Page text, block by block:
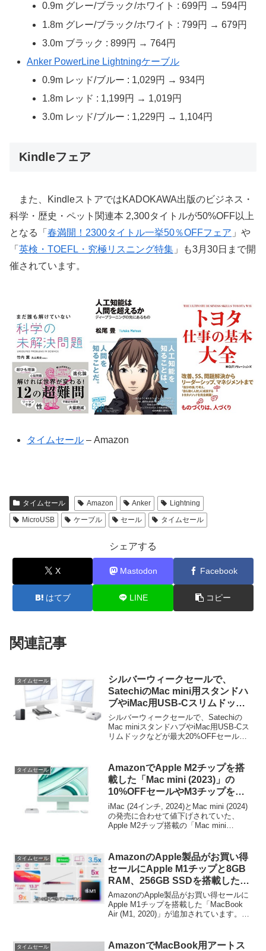
0.9m グレー/ブラック/ホワイト : 699円 → 594円
1.8m グレー/ブラック/ホワイト : 799円 → 679円
3.0m ブラック : 899円 → 764円
Anker PowerLine Lightningケーブル
0.9m レッド/ブルー : 1,029円 → 934円
1.8m レッド : 1,199円 → 1,019円
3.0m レッド/ブルー : 1,229円 → 1,104円
Kindleフェア
また、KindleストアではKADOKAWA出版のビジネス・
科学・歴史・ペット関連本 2,300タイトルが50%OFF以上
となる「 春満開！2300タイトル一挙50％OFFフェア 」や
「 英検・TOEFL・究極リスニング特集 」も3月30日まで開
催されています。
タイムセール – Amazon
タイムセール Amazon Anker
Lightning
MicroUSB
ケーブル セール タイムセール
シェアする
X Mastodon Facebook
はてブ LINE コピー
関連記事
タイムセール
シルバーウィークセールで、
SatechiのMac mini用スタンドハ
ブやiMac用USB-Cスリムドック
などが最大20%OFFセール中。
シルバーウィークセールで、Satechiの
Mac miniスタンドハブやiMac用USB-Cス
リムドックなどが最大20%OFFセールと
タイムセール
AmazonでApple M2チップを搭
載した「Mac mini (2023)」の
10%OFFセールやM3チップを搭
載した「iMac (24インチ, 2023)」
のタイムセールが開催中。
iMac (24インチ, 2024)とMac mini (2024)
の発売に合わせて値下げされていた、
Apple M2チップ搭載の「Mac mini
セールとなっています。
タイムセール
AmazonのApple製品がお買い得
セールにApple M1チップと8GB
RAM、256GB SSDを搭載した
「MacBook Air (M1, 2020)」が追
加。
AmazonのApple製品がお買い得セールに
Apple M1チップを搭載した「MacBook
Air (M1, 2020)」が追加されています。詳
タイムセール
AmazonでMacBook用アートス